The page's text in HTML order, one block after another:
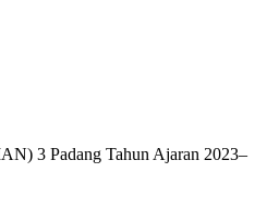
3 Padang Tahun Ajaran 2023–